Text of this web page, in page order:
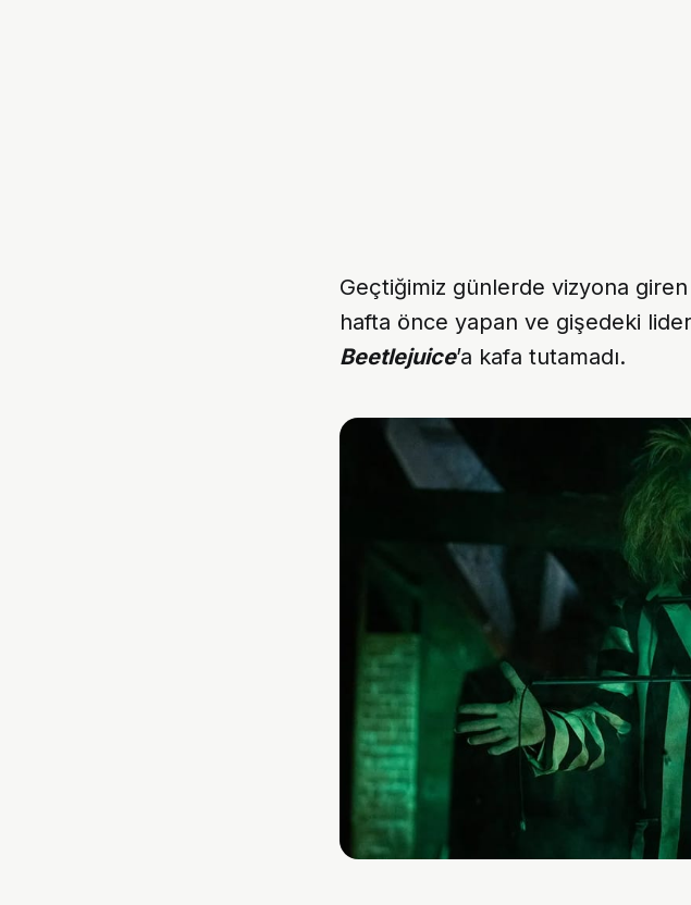
Geçtiğimiz günlerde vizyona giren
hafta önce yapan ve gişedeki
Beetlejuice’a kafa tutamadı.